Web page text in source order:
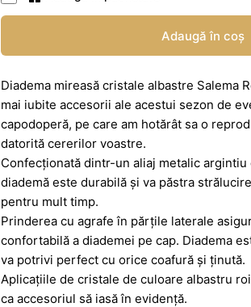
Adaugă în coș
Diadema mireasă cristale albastre Salema
mai iubite accesorii ale acestui sezon de
capodoperă, pe care am hotărât sa o
datorită cererilor voastre.
Confecționată dintr-un aliaj metalic argintiu
diademă este durabilă și va păstra
pentru mult timp.
Prinderea cu agrafe în părțile laterale
confortabilă a diademei pe cap. Diadema
va potrivi perfect cu orice coafură și ținută.
Aplicațiile de cristale de culoare albastru
ca accesoriul să iasă în evidență.